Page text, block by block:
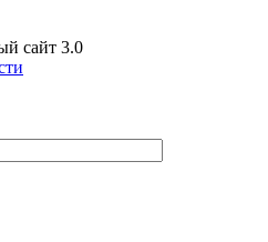
сайт 3.0